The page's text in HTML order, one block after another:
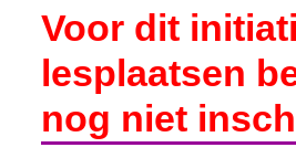
Voor dit
lesplaatsen
nog niet